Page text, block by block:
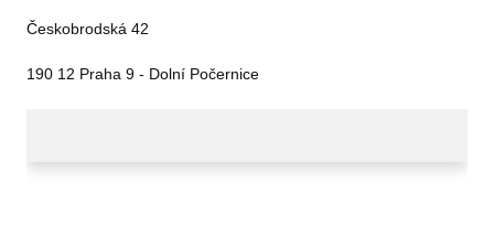
Českobrodská 42
190 12 Praha 9 - Dolní Počernice